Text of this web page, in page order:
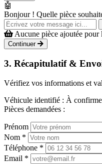
🤖
Bonjour ! Quelle pièce
Aucune pièce ajoutée pour
Continuer
3. Récapitulatif &
Vérifiez vos informations et
Véhicule identifié : À
Pièces demandées :
Prénom
Nom *
Téléphone *
Email *